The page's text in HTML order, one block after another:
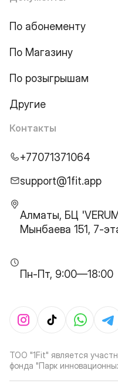
По абонементу
По Магазину
По розыгрышам
Другие
Контакты
+77071371064
support@1fit.app
Алматы, БЦ
Мынбаева 151, 7-
Пн-Пт, 9:00—18:00
ТОО "1Fit" является
фонда "Парк